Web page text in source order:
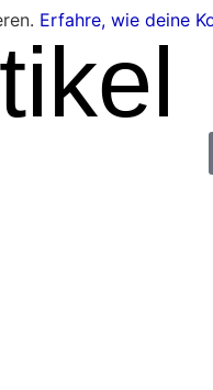
Erfahre, wie deine